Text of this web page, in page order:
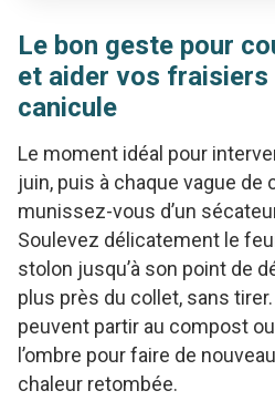
Le bon geste pour
et aider vos
canicule
Le moment idéal pour
juin, puis à chaque vague de
munissez-vous d’un
Soulevez délicatement le
stolon jusqu’à son point de
plus près du collet, sans
peuvent partir au compost
l’ombre pour faire de
chaleur retombée.